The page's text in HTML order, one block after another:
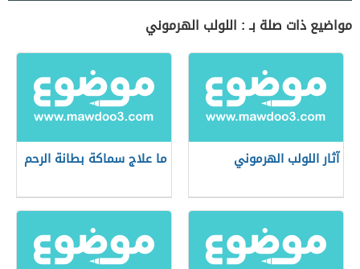
مواضيع ذات صلة بـ : اللولب الهرموني
آثار اللولب الهرموني ما علاج سماكة بطانة الرحم